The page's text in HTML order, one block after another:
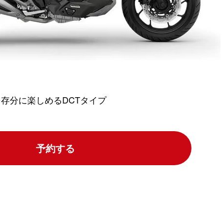
分に楽しめるDCTタイプ
予約する